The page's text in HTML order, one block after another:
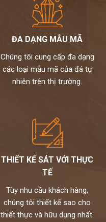
ĐA DẠNG MẪU MÃ
Chúng tôi cung cấp đa dạng
các loại mẫu mã của đá tự
nhiên trên thị trường.
THIẾT KẾ SÁT VỚI THỰC
TẾ
Tùy nhu cầu khách hàng,
chúng tôi thiết kế sao cho
thiết thực và hữu dụng nhất.